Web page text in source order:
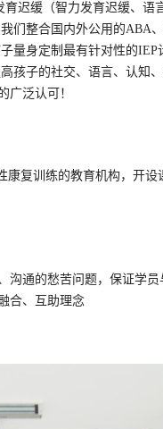
迟缓（智力发育迟缓、
整合国内外公用的ABA
身定制最有针对性的IEP
孩子的社交、语言、认知
广泛认可！
复训练的教育机构，开
通的愁苦问题，保证学
合、互助理念